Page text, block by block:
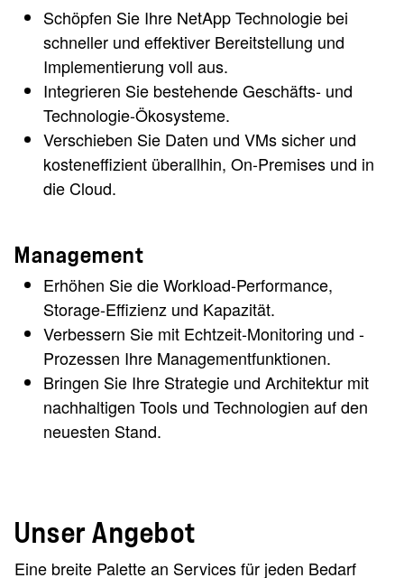
Schöpfen Sie Ihre NetApp Technologie bei
schneller und effektiver Bereitstellung und
Implementierung voll aus.
Integrieren Sie bestehende Geschäfts- und
Technologie-Ökosysteme.
Verschieben Sie Daten und VMs sicher und
kosteneffizient überallhin, On-Premises und in
die Cloud.
Management
Erhöhen Sie die Workload-Performance,
Storage-Effizienz und Kapazität.
Verbessern Sie mit Echtzeit-Monitoring und -
Prozessen Ihre Managementfunktionen.
Bringen Sie Ihre Strategie und Architektur mit
nachhaltigen Tools und Technologien auf den
neuesten Stand.
Unser Angebot
Eine breite Palette an Services für jeden Bedarf